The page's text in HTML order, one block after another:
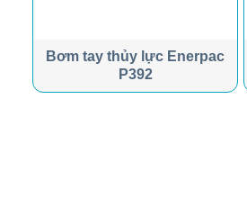
Bơm tay thủy lực Enerpac
P392